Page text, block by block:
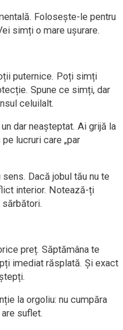
Folosește-le pentru
simți o mare ușurare.
puternice. Poți simți
Spune ce simți, dar
celuilalt.
dar neașteptat. Ai grijă la
lucruri care „par
Dacă jobul tău nu te
interior. Notează-ți
preț. Săptămâna te
imediat răsplată. Și exact
la orgoliu: nu cumpăra
suflet.